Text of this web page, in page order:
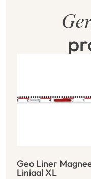
Geo Liner
Liniaal XL